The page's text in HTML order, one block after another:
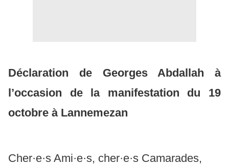
Déclaration de Georges Abdallah à
l’occasion de la manifestation du 19
octobre à Lannemezan
Cher·e·s Ami·e·s, cher·e·s Camarades,